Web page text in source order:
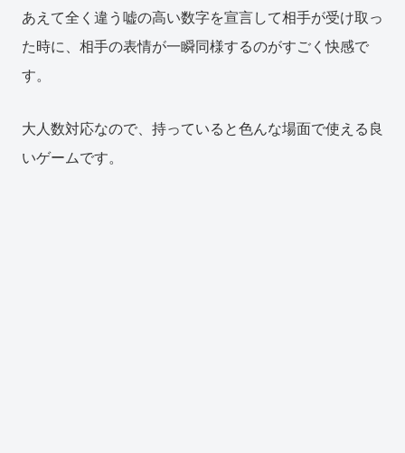
あえて全く違う嘘の高い数字を宣言して相手が受け取っ
た時に、相手の表情が一瞬同様するのがすごく快感で
す。
大人数対応なので、持っていると色んな場面で使える良
いゲームです。